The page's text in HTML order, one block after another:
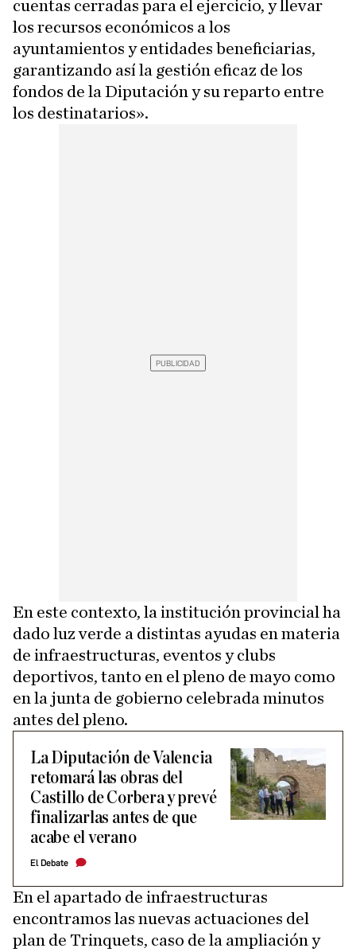
cuentas cerradas para el ejercicio, y llevar
los recursos económicos a los
ayuntamientos y entidades beneficiarias,
garantizando así la gestión eficaz de los
fondos de la Diputación y su reparto entre
los destinatarios».
En este contexto, la institución provincial ha
dado luz verde a distintas ayudas en materia
de infraestructuras, eventos y clubs
deportivos, tanto en el pleno de mayo como
en la junta de gobierno celebrada minutos
antes del pleno.
La Diputación de Valencia
retomará las obras del
Castillo de Corbera y prevé
finalizarlas antes de que
acabe el verano
El Debate
En el apartado de infraestructuras
encontramos las nuevas actuaciones del
plan de Trinquets, caso de la ampliación y